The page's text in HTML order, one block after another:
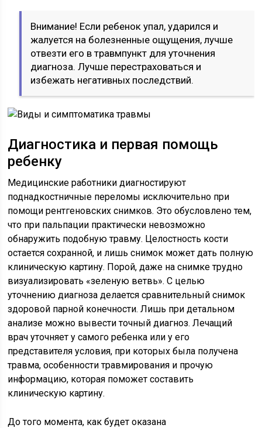
Внимание! Если ребенок упал, ударился и
жалуется на болезненные ощущения, лучше
отвезти его в травмпункт для уточнения
диагноза. Лучше перестраховаться и
избежать негативных последствий.
Диагностика и первая помощь
ребенку
Медицинские работники диагностируют
поднадкостничные переломы исключительно при
помощи рентгеновских снимков. Это обусловлено тем,
что при пальпации практически невозможно
обнаружить подобную травму. Целостность кости
остается сохранной, и лишь снимок может дать полную
клиническую картину. Порой, даже на снимке трудно
визуализировать «зеленую ветвь». С целью
уточнению диагноза делается сравнительный снимок
здоровой парной конечности. Лишь при детальном
анализе можно вывести точный диагноз. Лечащий
врач уточняет у самого ребенка или у его
представителя условия, при которых была получена
травма, особенности травмирования и прочую
информацию, которая поможет составить
клиническую картину.
До того момента, как будет оказана